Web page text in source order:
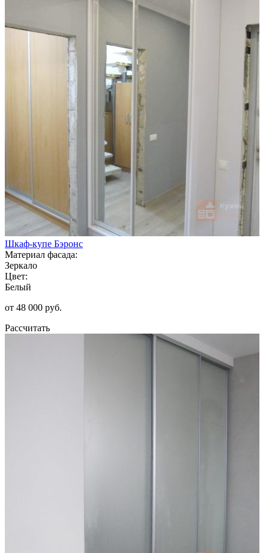
Шкаф-купе Бэронс
Материал фасада:
Зеркало
Цвет:
Белый
от 48 000 руб.
Рассчитать